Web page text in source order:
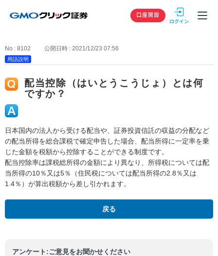
GMOクリック
口座開設
No : 8102 公開日時 : 2021/12/23 07:56
用語説明
配当控除（はいとうこうじょ）とは何
ですか？
日本国内の法人から受ける配当や、証券投資信託の収益の分配など
の配当所得を総合課税で確定申告した場合、配当所得に一定率を乗
じた金額を税額から控除することができる制度です。
配当控除率は課税総所得の金額により異なり、所得税については配
当所得の10％又は5％（住民税については配当所得の2.8％又は
1.4％）が算出税額から差し引かれます。
戻る
アンケート:ご意見をお聞かせください